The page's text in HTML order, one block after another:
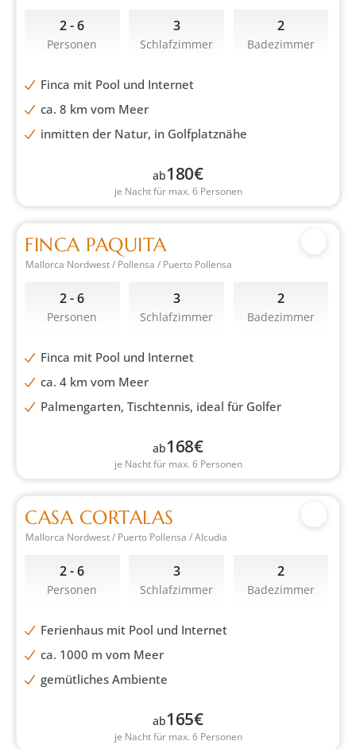
2 - 6
Personen
3
Schlafzimmer
2
Badezimmer
Finca mit Pool und Internet
ca. 8 km vom Meer
inmitten der Natur, in Golfplatznähe
ab180€
je Nacht für max. 6 Personen
FINCA PAQUITA
Mallorca Nordwest / Pollensa / Puerto Pollensa
2 - 6
Personen
3
Schlafzimmer
2
Badezimmer
Finca mit Pool und Internet
ca. 4 km vom Meer
Palmengarten, Tischtennis, ideal für Golfer
ab168€
je Nacht für max. 6 Personen
CASA CORTALAS
Mallorca Nordwest / Puerto Pollensa / Alcudia
2 - 6
Personen
3
Schlafzimmer
2
Badezimmer
Ferienhaus mit Pool und Internet
ca. 1000 m vom Meer
gemütliches Ambiente
ab165€
je Nacht für max. 6 Personen